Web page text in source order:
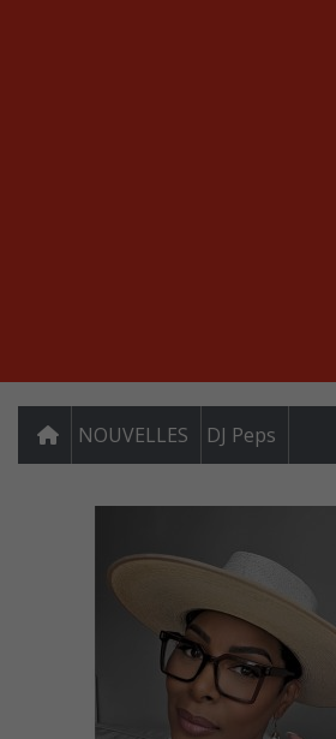
NOUVELLES DJ Peps